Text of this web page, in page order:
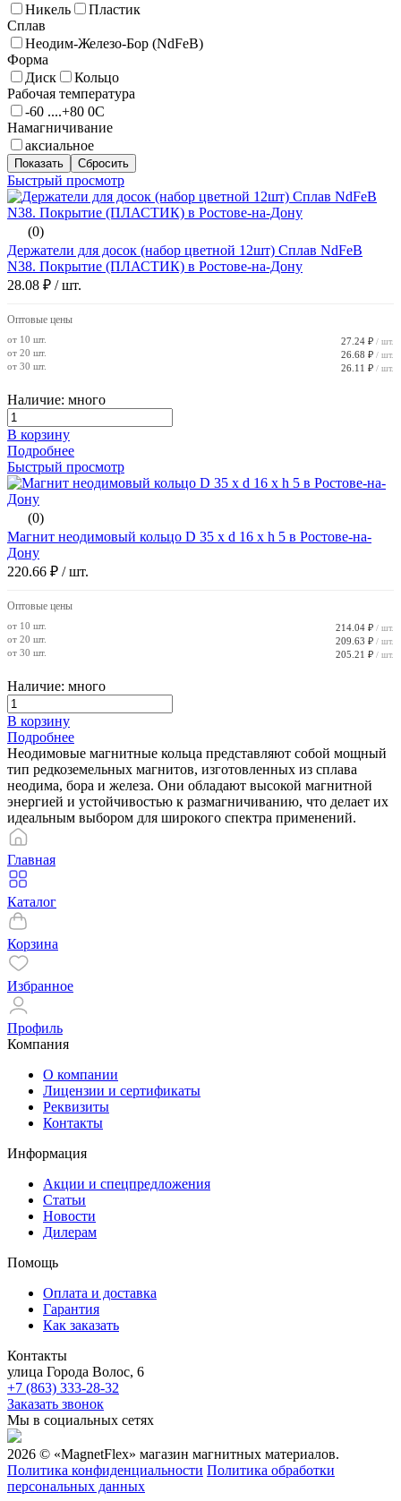
Никель
Пластик
Сплав
Неодим-Железо-Бор (NdFeB)
Форма
Диск
Кольцо
Рабочая температура
-60 ....+80 0С
Намагничивание
аксиальное
Быстрый просмотр
(0)
Держатели для досок (набор цветной 12шт) Сплав NdFeB
N38. Покрытие (ПЛАСТИК) в Ростове-на-Дону
28.08 ₽ / шт.
Оптовые цены
от 10 шт. 27.24 ₽ / шт.
от 20 шт. 26.68 ₽ / шт.
от 30 шт. 26.11 ₽ / шт.
Наличие: много
В корзину
Подробнее
Быстрый просмотр
(0)
Магнит неодимовый кольцо D 35 x d 16 x h 5 в Ростове-на-
Дону
220.66 ₽ / шт.
Оптовые цены
от 10 шт. 214.04 ₽ / шт.
от 20 шт. 209.63 ₽ / шт.
от 30 шт. 205.21 ₽ / шт.
Наличие: много
В корзину
Подробнее
Неодимовые магнитные кольца представляют собой мощный
тип редкоземельных магнитов, изготовленных из сплава
неодима, бора и железа. Они обладают высокой магнитной
энергией и устойчивостью к размагничиванию, что делает их
идеальным выбором для широкого спектра применений.
Главная
Каталог
Корзина
Избранное
Профиль
Компания
О компании
Лицензии и сертификаты
Реквизиты
Контакты
Информация
Акции и спецпредложения
Статьи
Новости
Дилерам
Помощь
Оплата и доставка
Гарантия
Как заказать
Контакты
улица Города Волос, 6
+7 (863) 333-28-32
Заказать звонок
Мы в социальных сетях
2026 © «MagnetFlex» магазин магнитных материалов.
Политика конфиденциальности Политика обработки
персональных данных